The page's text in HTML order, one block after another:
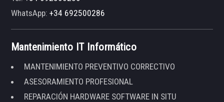
WhatsApp:+34 692500286
Mantenimiento IT Informático
MANTENIMIENTO PREVENTIVO CORRECTIVO
ASESORAMIENTO PROFESIONAL
REPARACIÓN HARDWARE SOFTWARE IN SITU